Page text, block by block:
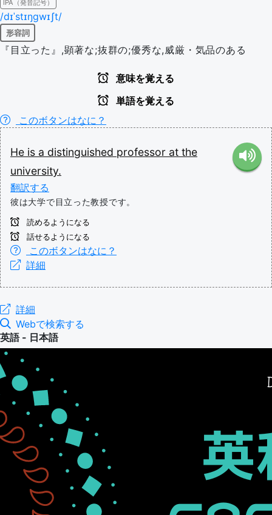
IPA（発音記号）
/dɪˈstɪŋɡwɪʃt/
形容詞
『目立った』,顕著な;抜群の;優秀な,威厳・気品のある
意味を覚える
単語を覚える
このボタンはなに？
He is a distinguished professor at the
university.
翻訳する
彼は大学で目立った教授です。
読めるようになる
話せるようになる
このボタンはなに？
詳細
詳細
Webで検索する
英語 - 日本語